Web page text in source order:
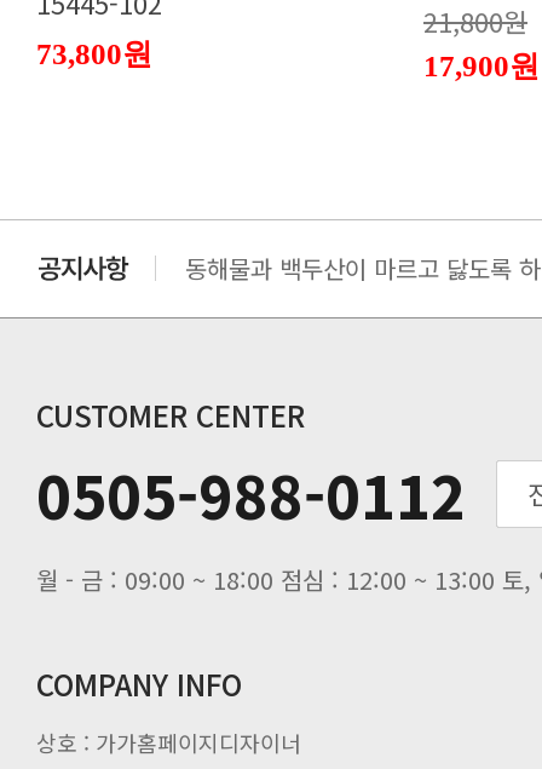
73,800원
21,800원
17,900원
동해물과 백두산이 마르고 닳도록
CUSTOMER CENTER
0505-988-0112
월 - 금 : 09:00 ~ 18:00 점심 : 12:00 ~ 13:00 토,
COMPANY INFO
상호 : 가가홈페이지디자이너